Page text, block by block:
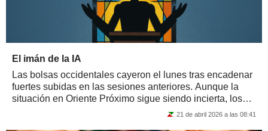
El imán de la IA
Las bolsas occidentales cayeron el lunes tras encadenar
fuertes subidas en las sesiones anteriores. Aunque la
situación en Oriente Próximo sigue siendo incierta, los
21 de abril 2026 a las 08:41